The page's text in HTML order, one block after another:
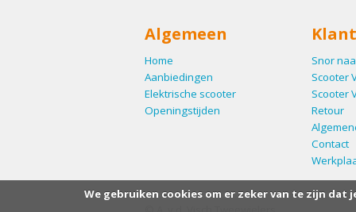
Algemeen
Home
Aanbiedingen
Elektrische scooter
Openingstijden
Snor
Scooter
Scooter
Retour
Contact
We gebruiken cookies om er zeker van te zijn